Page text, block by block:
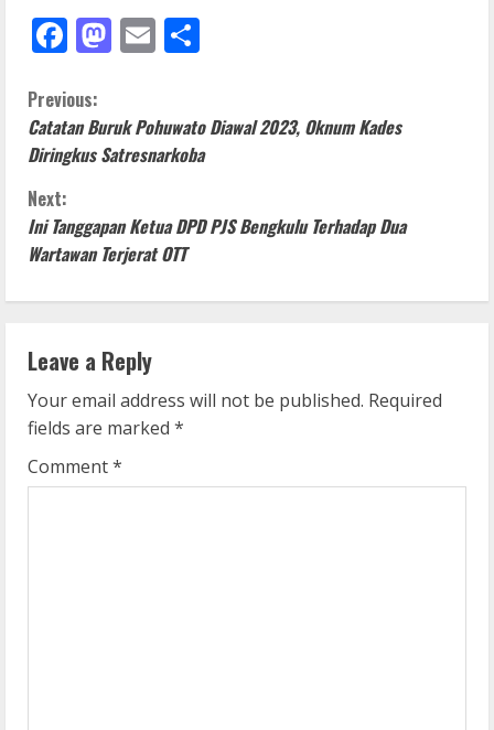
Facebook
Mastodon
Email
C
o
n
t
i
n
u
e
R
Previous:
Catatan Buruk Pohuwato Diawal 2023, Oknum Kades
Diringkus Satresnarkoba
Next:
Ini Tanggapan Ketua DPD PJS Bengkulu Terhadap Dua
Wartawan Terjerat OTT
Leave a Reply
Your email address will not be published. Required
fields are marked *
Comment*